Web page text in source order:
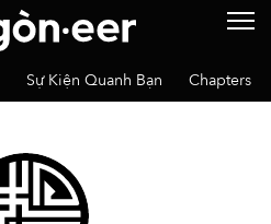
Sự Kiện Quanh Bạn Chapters